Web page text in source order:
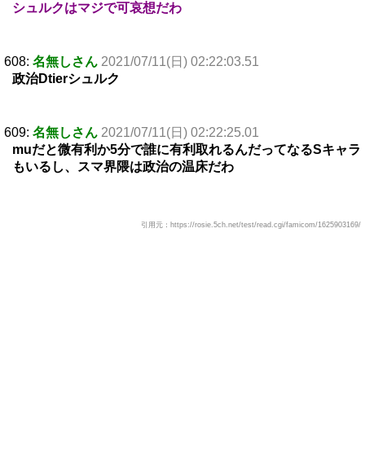
シュルクはマジで可哀想だわ
608: 名無しさん 2021/07/11(日) 02:22:03.51
政治Dtierシュルク
609: 名無しさん 2021/07/11(日) 02:22:25.01
muだと微有利か5分で誰に有利取れるんだってなるSキャラ
もいるし、スマ界隈は政治の温床だわ
引用元：https://rosie.5ch.net/test/read.cgi/famicom/1625903169/